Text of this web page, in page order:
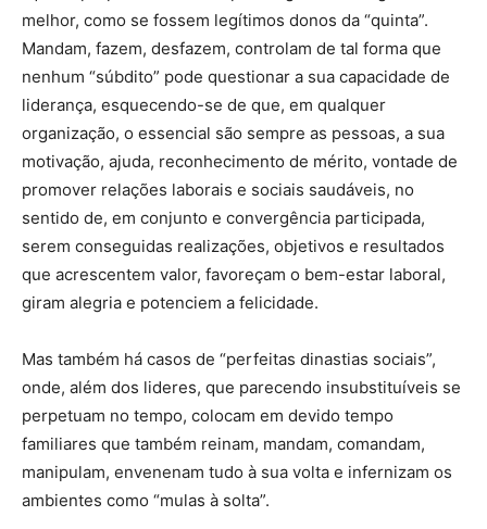
melhor, como se fossem legítimos donos da “quinta”.
Mandam, fazem, desfazem, controlam de tal forma que
nenhum “súbdito” pode questionar a sua capacidade de
liderança, esquecendo-se de que, em qualquer
organização, o essencial são sempre as pessoas, a sua
motivação, ajuda, reconhecimento de mérito, vontade de
promover relações laborais e sociais saudáveis, no
sentido de, em conjunto e convergência participada,
serem conseguidas realizações, objetivos e resultados
que acrescentem valor, favoreçam o bem-estar laboral,
giram alegria e potenciem a felicidade.
Mas também há casos de “perfeitas dinastias sociais”,
onde, além dos lideres, que parecendo insubstituíveis se
perpetuam no tempo, colocam em devido tempo
familiares que também reinam, mandam, comandam,
manipulam, envenenam tudo à sua volta e infernizam os
ambientes como “mulas à solta”.